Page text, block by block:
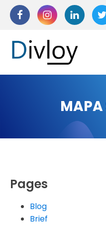
MAPA
Pages
Blog
Brief